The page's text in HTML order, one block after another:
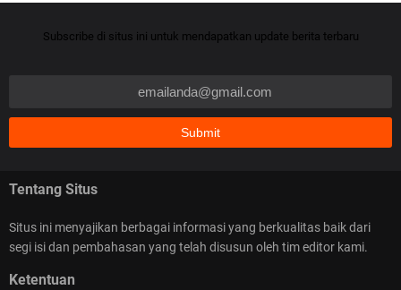
dengan Cheat Jackpot Tersakti
Capture Card Selain Elgato Pilihan Buat Rekam &
Streaming Tanpa Ribet
Subscribe di situs ini untuk mendapatkan update berita terbaru
Tentang Situs
Situs ini menyajikan berbagai informasi yang berkualitas baik dari
segi isi dan pembahasan yang telah disusun oleh tim editor kami.
Ketentuan